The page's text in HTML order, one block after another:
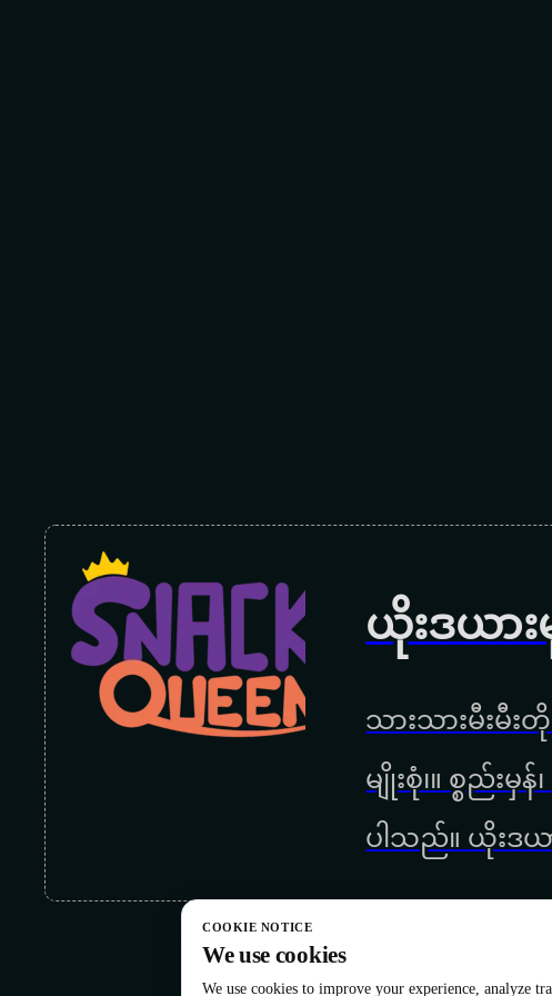
ယိုးဒယာ
သားသားမီးမီး
မျိုးစုံ၊။ စ္စည်
ပါသည်။ ယိုးဒ
COOKIE NOTICE
We use cookies
We use cookies to improve your experience, analyze